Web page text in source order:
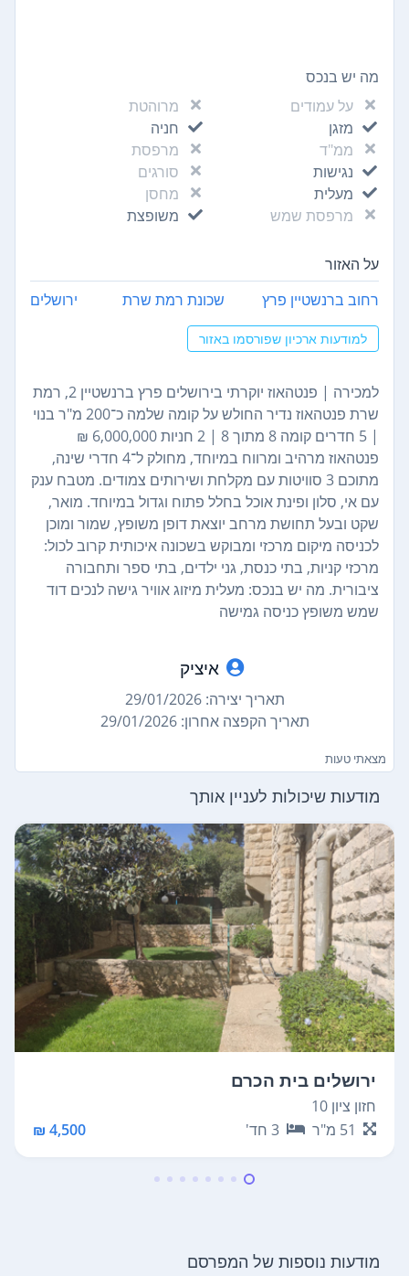
מה יש בנכס
על עמודים
מרוהטת
מזגן
חניה
ממ"ד
מרפסת
נגישות
סורגים
מעלית
מחסן
מרפסת שמש
משופצת
על האזור
רחוב ברנשטיין פרץ שכונת רמת שרת ירושלים
למודעות ארכיון שפורסמו באזור
למכירה | פנטהאוז יוקרתי בירושלים פרץ ברנשטיין 2, רמת
שרת פנטהאוז נדיר החולש על קומה שלמה כ־200 מ"ר בנוי
| 5 חדרים קומה 8 מתוך 8 | 2 חניות 6,000,000 ₪
פנטהאוז מרהיב ומרווח במיוחד, מחולק ל־4 חדרי שינה,
מתוכם 3 סוויטות עם מקלחת ושירותים צמודים. מטבח ענק
עם אי, סלון ופינת אוכל בחלל פתוח וגדול במיוחד. מואר,
שקט ובעל תחושת מרחב יוצאת דופן משופץ, שמור ומוכן
לכניסה מיקום מרכזי ומבוקש בשכונה איכותית קרוב לכול:
מרכזי קניות, בתי כנסת, גני ילדים, בתי ספר ותחבורה
ציבורית. מה יש בנכס: מעלית מיזוג אוויר גישה לנכים דוד
שמש משופץ כניסה גמישה
איציק
תאריך יצירה: 29/01/2026
תאריך הקפצה אחרון: 29/01/2026
מצאתי טעות
מודעות שיכולות לעניין אותך
ירושלים בית הכרם
חזון ציון 10
51 מ"ר 3 חד' 4,500 ₪
מודעות נוספות של המפרסם